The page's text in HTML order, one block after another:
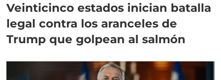
Veinticinco estados inician batalla
legal contra los aranceles de
Trump que golpean al salmón